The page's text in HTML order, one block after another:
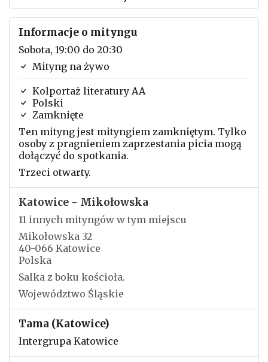
Informacje o mityngu
Sobota, 19:00 do 20:30
Mityng na żywo
Kolportaż literatury AA
Polski
Zamknięte
Ten mityng jest mityngiem zamkniętym. Tylko
osoby z pragnieniem zaprzestania picia mogą
dołączyć do spotkania.
Trzeci otwarty.
Katowice - Mikołowska
11 innych mityngów w tym miejscu
Mikołowska 32
40-066 Katowice
Polska
Salka z boku kościoła.
Województwo Śląskie
Tama (Katowice)
Intergrupa Katowice